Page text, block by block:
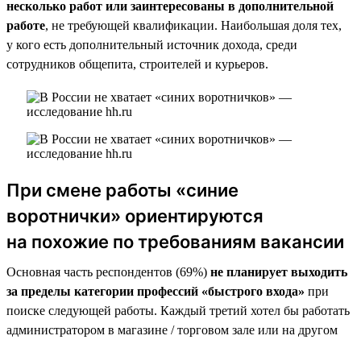
несколько работ или заинтересованы в дополнительной
работе, не требующей квалификации. Наибольшая доля тех,
у кого есть дополнительный источник дохода, среди
сотрудников общепита, строителей и курьеров.
При смене работы «синие
воротнички» ориентируются
на похожие по требованиям вакансии
Основная часть респондентов (69%) не планирует выходить
за пределы категории профессий «быстрого входа» при
поиске следующей работы. Каждый третий хотел бы работать
администратором в магазине / торговом зале или на другом